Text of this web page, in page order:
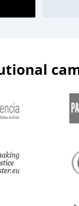
—
para la